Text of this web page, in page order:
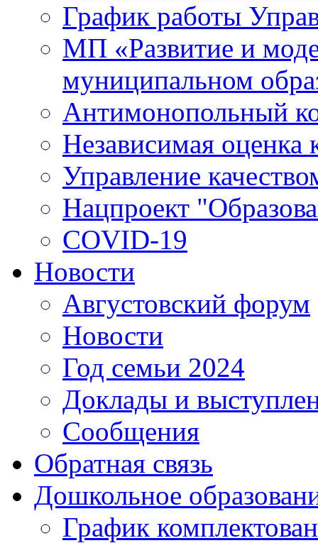
График работы
МП «Развитие и
муниципальном
Антимонопольный
Независимая оценка
Управление
Нацпроект
COVID-19
Новости
Августовский форум
Новости
Год семьи 2024
Доклады и
Сообщения
Обратная связь
Дошкольное
График